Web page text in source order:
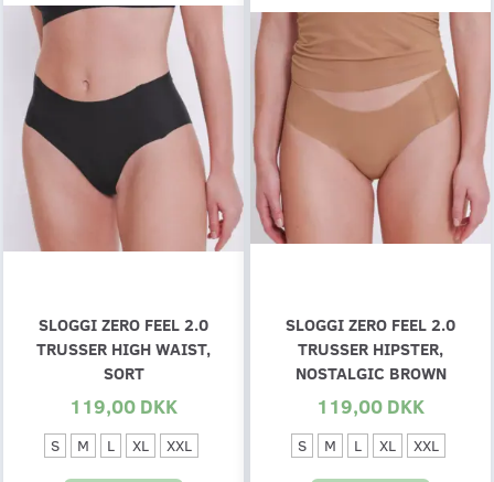
SLOGGI ZERO FEEL 2.0
TRUSSER HIGH WAIST,
SORT
119,00 DKK
S M L XL XXL
SLOGGI ZERO FEEL 2.0
TRUSSER HIPSTER,
NOSTALGIC BROWN
119,00 DKK
S M L XL XXL